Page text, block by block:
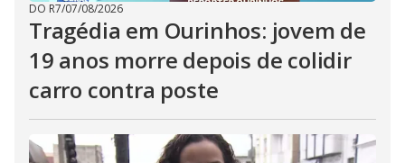
DO R7/07/08/2026
Tragédia em Ourinhos: jovem de
19 anos morre depois de colidir
carro contra poste